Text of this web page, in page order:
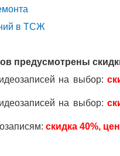
в ТСЖ
предусмотрены
на выбор:
на выбор:
скидка 40%,